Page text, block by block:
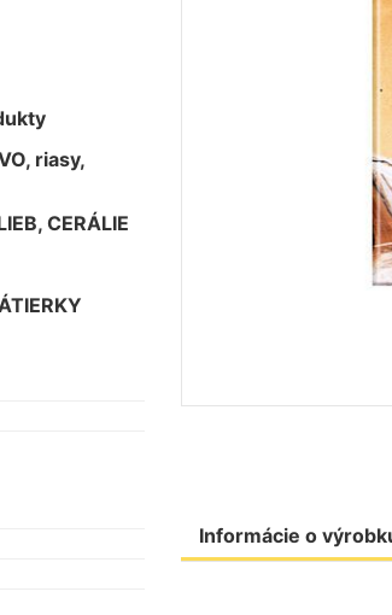
riasy,
CERÁLIE
Informácie o